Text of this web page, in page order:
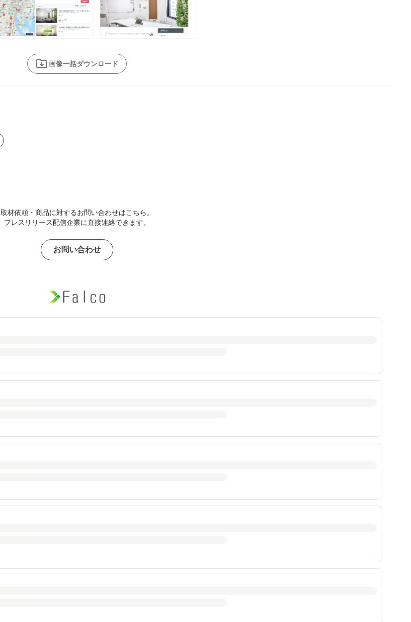
画像一括ダウンロード
取材依頼・商品に対するお問い合わせはこちら。
プレスリリース配信企業に直接連絡できます。
お問い合わせ